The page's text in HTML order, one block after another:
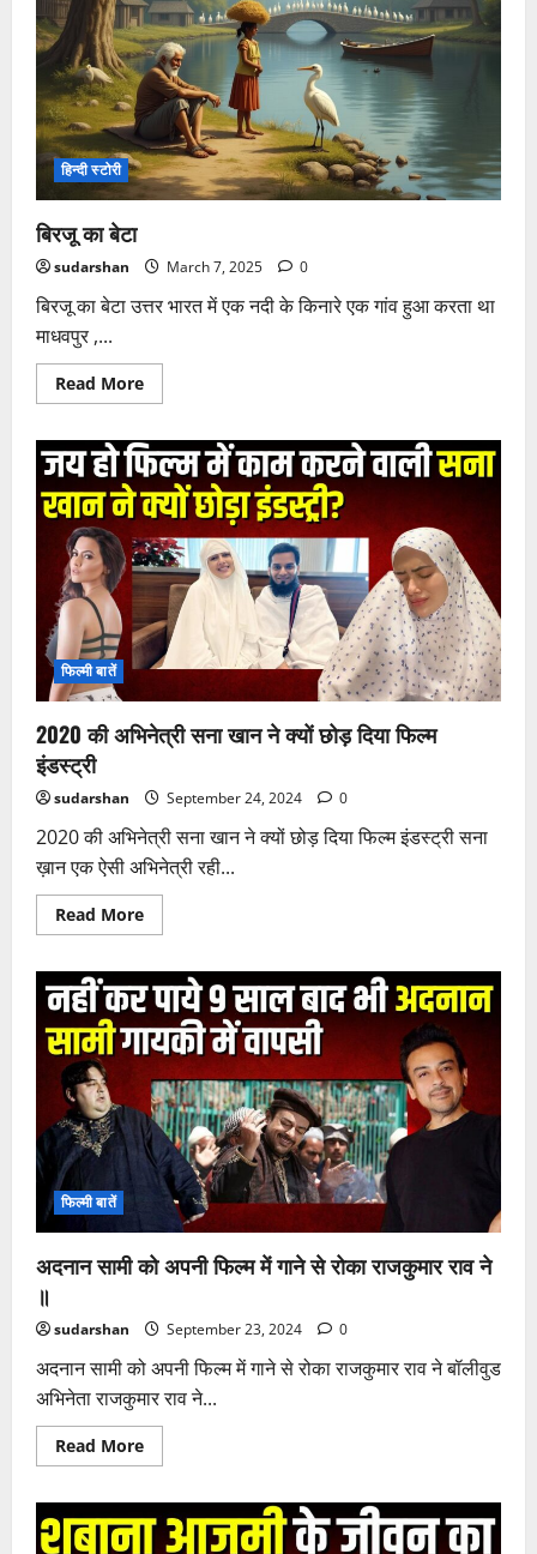
सुनीता
विलियम्स,
9
महीने
बाद
रही
घर
वापसी
हिन्दी स्टोरी
बिरजू का बेटा
sudarshan March 7, 2025 0
बिरजू का बेटा उत्तर भारत में एक नदी के किनारे एक गांव हुआ करता था
माधवपुर ,...
Read MoreRead
more
का
बेटा
फिल्मी बातें
2020 की अभिनेत्री सना खान ने क्यों छोड़ दिया फिल्म
इंडस्ट्री
sudarshan September 24, 2024 0
2020 की अभिनेत्री सना खान ने क्यों छोड़ दिया फिल्म इंडस्ट्री सना
ख़ान एक ऐसी अभिनेत्री रही...
Read MoreRead
more
की
अभिनेत्री
सना
खान
ने
क्यों
छोड़
दिया
फिल्म
इंडस्ट्री
फिल्मी बातें
अदनान सामी को अपनी फिल्म में गाने से रोका राजकुमार राव ने
॥
sudarshan September 23, 2024 0
अदनान सामी को अपनी फिल्म में गाने से रोका राजकुमार राव ने बॉलीवुड
अभिनेता राजकुमार राव ने...
Read MoreRead
more
को
अपनी